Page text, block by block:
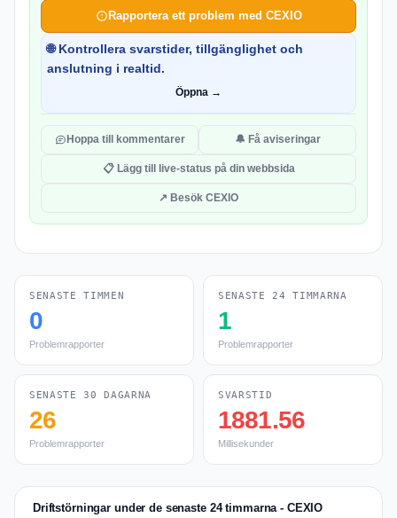
Rapportera ett problem med CEXIO
🌐 Kontrollera svarstider, tillgänglighet och
anslutning i realtid.
Öppna →
Hoppa till kommentarer 🔔 Få aviseringar
📋 Lägg till live-status på din webbsida
↗ Besök CEXIO
SENASTE TIMMEN
0
Problemrapporter
SENASTE 24 TIMMARNA
1
Problemrapporter
SENASTE 30 DAGARNA
26
Problemrapporter
SVARSTID
1881.56
Millisekunder
Driftstörningar under de senaste 24 timmarna - CEXIO